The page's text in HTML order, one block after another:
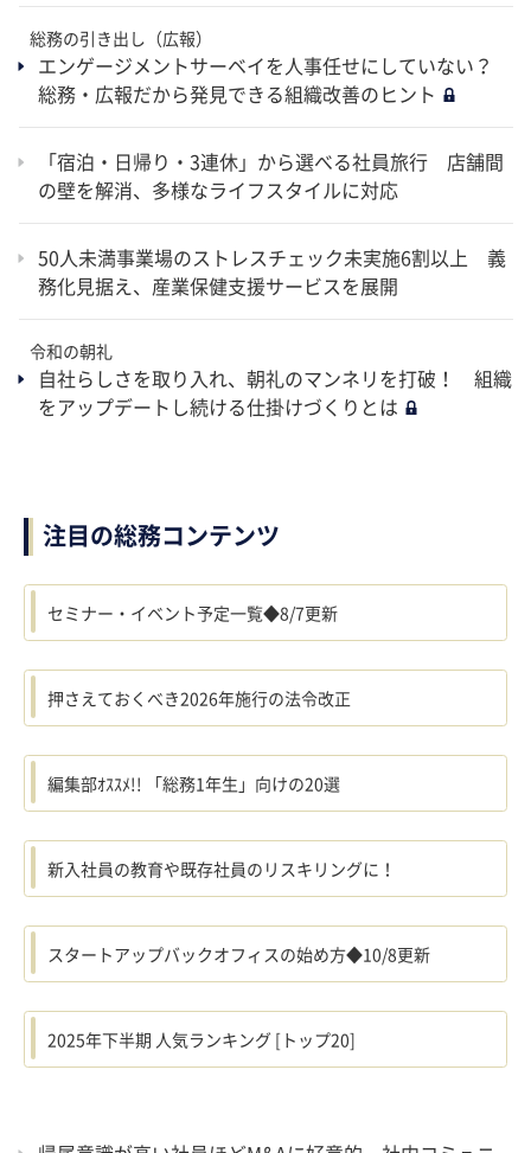
総務の引き出し（広報）
エンゲージメントサーベイを人事任せにしていない？
総務・広報だから発見できる組織改善のヒント
「宿泊・日帰り・3連休」から選べる社員旅行 店舗間
の壁を解消、多様なライフスタイルに対応
50人未満事業場のストレスチェック未実施6割以上 義
務化見据え、産業保健支援サービスを展開
令和の朝礼
自社らしさを取り入れ、朝礼のマンネリを打破！ 組織
をアップデートし続ける仕掛けづくりとは
注目の総務コンテンツ
セミナー・イベント予定一覧◆8/7更新
押さえておくべき2026年施行の法令改正
編集部ｵｽｽﾒ!! 「総務1年生」向けの20選
新入社員の教育や既存社員のリスキリングに！
スタートアップバックオフィスの始め方◆10/8更新
2025年下半期 人気ランキング [トップ20]